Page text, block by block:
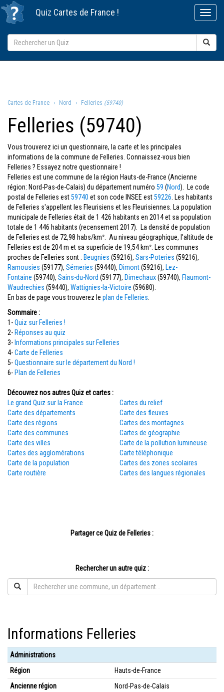
Quiz Cartes de France !
Cartes de France Nord Felleries (59740)
Felleries (59740)
Vous trouverez ici un questionnaire, la carte et les principales
informations de la commune de Felleries. Connaissez-vous bien
Felleries ? Essayez notre questionnaire !
Felleries est une commune de la région Hauts-de-France (Ancienne
région: Nord-Pas-de-Calais) du département numéro 59 (Nord). Le code
postal de Felleries est59740 et son code INSEE est59226 . Les habitants
de Felleries s'appellent les Fleurisiens et les Fleurisiennes. La population
municipale de Felleries était de 1 426 habitants en 2014 et sa population
totale de 1 446 habitants (recensement 2017). La densité de population
de Felleries est de 72,98 habs/km². Au niveau géographique, l'altitude de
Felleries est de 204 m et sa superficie de 19,54 km². Les communes
proches de Felleries sont : Beugnies (59216), Sars-Poteries (59216),
Ramousies (59177), Sémeries (59440), Dimont(59216), Lez-
Fontaine (59740), Sains-du-Nord (59177), Dimechaux(59740), Flaumont-
Waudrechies (59440), Wattignies-la-Victoire (59680).
En bas de page vous trouverez le plan de Felleries
Sommaire :
1-Quiz sur Felleries !
2- Réponses au quiz
3- Informations principales sur Felleries
4-Carte de Felleries
5-Questionnaire sur le département du Nord !
6- Plan de Felleries
Découvrez nos autres Quiz et cartes :
Le grand Quiz sur la France
Carte des départements
Carte des régions
Carte des communes
Carte des villes
Cartes des agglomérations
Carte de la population
Carte routière
Cartes du relief
Carte des fleuves
Cartes des montagnes
Cartes de géographie
Carte de la pollution lumineuse
Carte téléphonique
Cartes des zones scolaires
Cartes des langues régionales
Partager ce Quiz de Felleries :
Rechercher un autre quiz :
Informations Felleries
Administrations
Région
Hauts-de-France
Ancienne région
Nord-Pas-de-Calais